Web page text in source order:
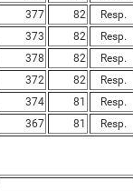
377 82
Resp.
373 82
Resp.
378 82
Resp.
372 82
Resp.
374 81
Resp.
367 81 Resp.